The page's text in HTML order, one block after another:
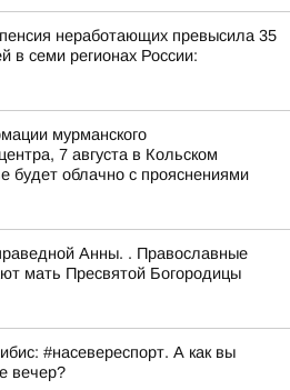
неработающих превысила 35
в семи регионах России:
мурманского
7 августа в Кольском
будет облачно с прояснениями
Анны. . Православные
мать Пресвятой Богородицы
#насевереспорт. А как вы
вечер?